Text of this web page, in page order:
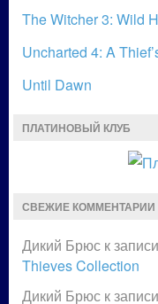
The Witcher 3: Wild
Uncharted 4: A
Until Dawn
ПЛАТИНОВЫЙ КЛУБ
СВЕЖИЕ КОММЕНТАРИИ
Дикий Брюс к записи
Thieves Collection
Дикий Брюс к записи